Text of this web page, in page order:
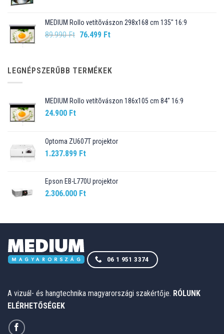
109.990 Ft.98.990 Ft.
MEDIUM Rollo vetítõvászon 298x168 cm 135" 16:9
89.990Ft Original
89.990 Ft.
76.499 FtCurrent
76.499 Ft.
LEGNÉPSZERŰBB TERMÉKEK
MEDIUM Rollo vetítõvászon 186x105 cm 84" 16:9
24.900 Ft
Optoma ZU607T projektor
1.237.899 Ft
Epson EB-L770U projektor
2.306.000 Ft
06 1 951 3374
A vizuál- és hangtechnika magyarországi szakértője. RÓLUNK
ELÉRHETŐSÉGEK